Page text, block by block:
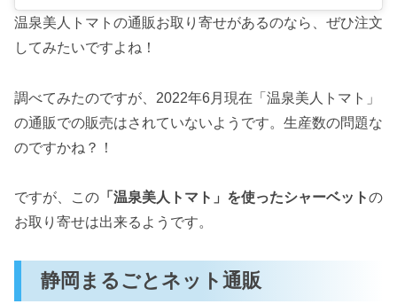
温泉美人トマトの通販お取り寄せがあるのなら、ぜひ注文
してみたいですよね！
調べてみたのですが、2022年6月現在「温泉美人トマト」
の通販での販売はされていないようです。生産数の問題な
のですかね？！
ですが、この 「温泉美人トマト」を使ったシャーベットの
お取り寄せは出来るようです。
静岡まるごとネット通販